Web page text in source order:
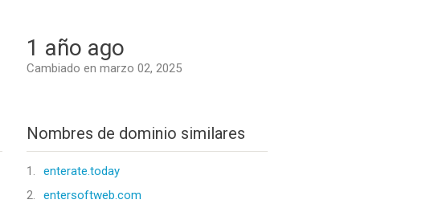
1 año ago
Cambiado en marzo 02, 2025
Nombres de dominio similares
1.
enterate.today
2.
entersoftweb.com